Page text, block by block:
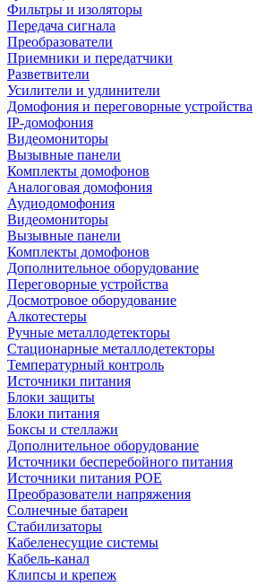
Фильтры и изоляторы
Передача сигнала
Преобразователи
Приемники и передатчики
Разветвители
Усилители и удлинители
Домофония и переговорные устройства
IP-домофония
Видеомониторы
Вызывные панели
Комплекты домофонов
Аналоговая домофония
Аудиодомофония
Видеомониторы
Вызывные панели
Комплекты домофонов
Дополнительное оборудование
Переговорные устройства
Досмотровое оборудование
Алкотестеры
Ручные металлодетекторы
Стационарные металлодетекторы
Температурный контроль
Источники питания
Блоки защиты
Блоки питания
Боксы и стеллажи
Дополнительное оборудование
Источники бесперебойного питания
Источники питания POE
Преобразователи напряжения
Солнечные батареи
Стабилизаторы
Кабеленесущие системы
Кабель-канал
Клипсы и крепеж